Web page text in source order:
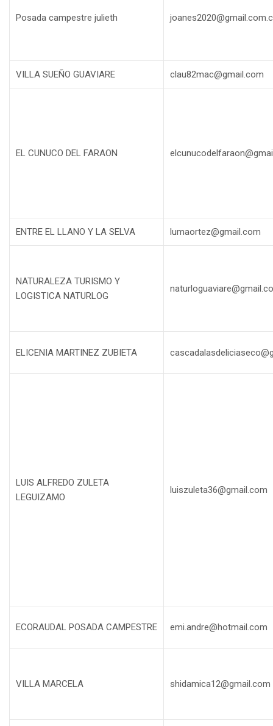
Posada campestre julieth
VILLA SUEÑO GUAVIARE clau82mac@gmail.com
EL CUNUCO DEL FARAON
ENTRE EL LLANO Y LA SELVA lumaortez@gmail.com
NATURALEZA TURISMO Y
LOGISTICA NATURLOG
ELICENIA MARTINEZ ZUBIETA
LUIS ALFREDO ZULETA
LEGUIZAMO
luiszuleta36@gmail.com
ECORAUDAL POSADA CAMPESTRE emi.andre@hotmail.com
VILLA MARCELA shidamica12@gmail.com